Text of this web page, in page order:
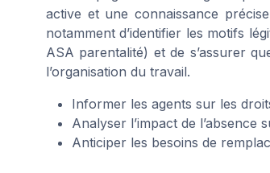
active et une connaissance
notamment d’identifier les motifs
ASA parentalité) et de s’assurer
l’organisation du travail.
Informer les agents sur les
Analyser l’impact de l’absence
Anticiper les besoins de